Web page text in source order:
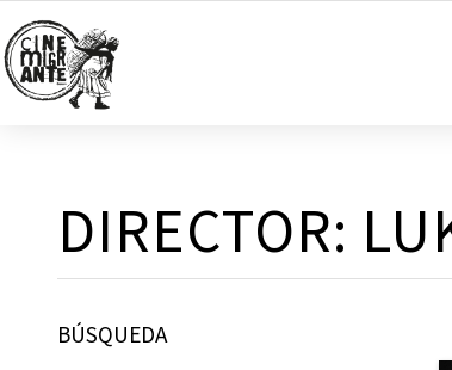
DIRECTOR:
BÚSQUEDA